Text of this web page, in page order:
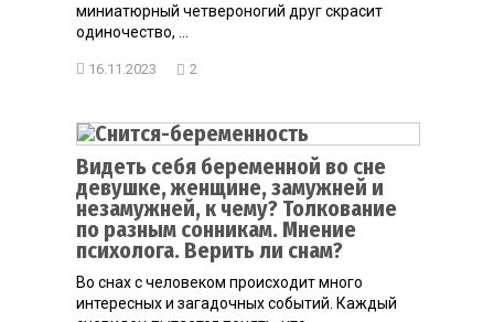
миниатюрный четвероногий друг скрасит
одиночество, ...
16.11.2023 2
Видеть себя беременной во сне
девушке, женщине, замужней и
незамужней, к чему? Толкование
по разным сонникам. Мнение
психолога. Верить ли снам?
Во снах с человеком происходит много
интересных и загадочных событий. Каждый